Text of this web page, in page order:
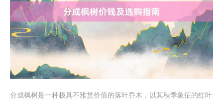
分成枫树是一种极具不雅赏价值的落叶乔木，以其秋季象征的红叶